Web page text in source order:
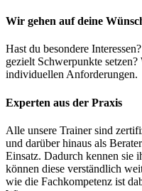
Wir gehen auf deine
Hast du besondere
gezielt Schwerpunkte
individuellen Anforderungen.
Experten aus der Praxis
Alle unsere Trainer sind
und darüber hinaus als
Einsatz. Dadurch kennen sie
können diese verständlich
wie die Fachkompetenz ist